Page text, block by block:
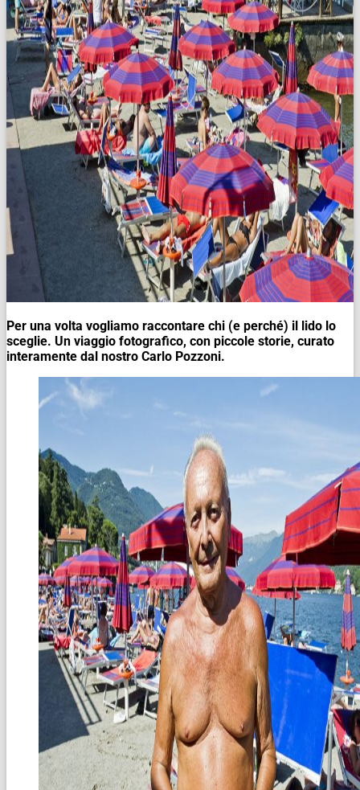
Per una volta vogliamo raccontare chi (e perché) il lido lo
sceglie. Un viaggio fotografico, con piccole storie, curato
interamente dal nostro Carlo Pozzoni.